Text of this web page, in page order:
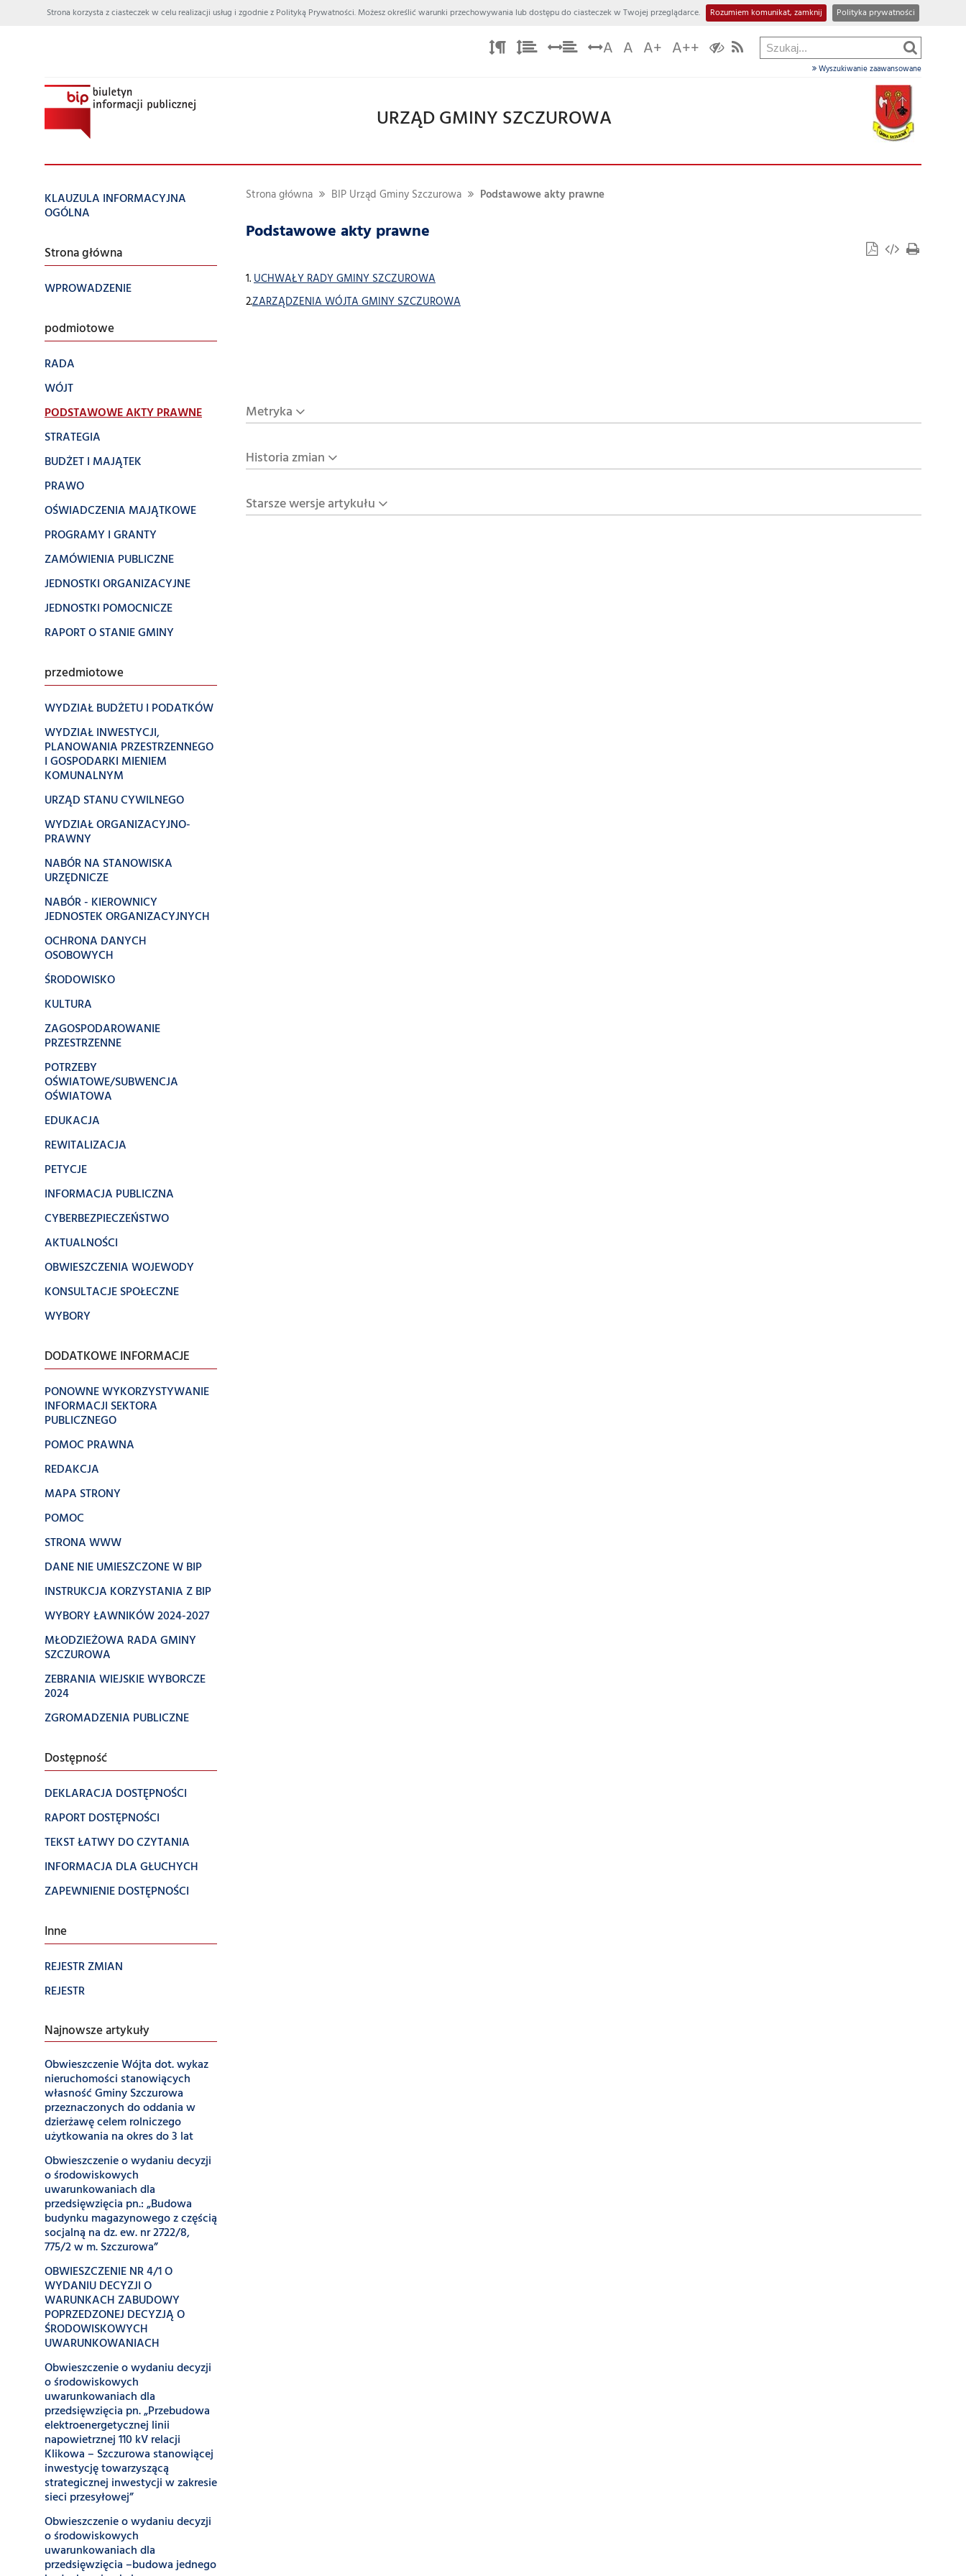
Strona korzysta z ciasteczek w celu realizacji usług i zgodnie z Polityką Prywatności. Możesz określić warunki przechowywania lub dostępu do ciasteczek w Twojej przeglądarce. Rozumiem komunikat, zamknij Polityka prywatności
A A A+ A++
Wyszukiwanie zaawansowane
URZĄD GMINY SZCZUROWA
KLAUZULA INFORMACYJNA
OGÓLNA
Strona główna
WPROWADZENIE
podmiotowe
RADA
WÓJT
PODSTAWOWE AKTY PRAWNE
STRATEGIA
BUDŻET I MAJĄTEK
PRAWO
OŚWIADCZENIA MAJĄTKOWE
PROGRAMY I GRANTY
ZAMÓWIENIA PUBLICZNE
JEDNOSTKI ORGANIZACYJNE
JEDNOSTKI POMOCNICZE
RAPORT O STANIE GMINY
przedmiotowe
WYDZIAŁ BUDŻETU I PODATKÓW
WYDZIAŁ INWESTYCJI,
PLANOWANIA PRZESTRZENNEGO
I GOSPODARKI MIENIEM
KOMUNALNYM
URZĄD STANU CYWILNEGO
WYDZIAŁ ORGANIZACYJNO-
PRAWNY
NABÓR NA STANOWISKA
URZĘDNICZE
NABÓR - KIEROWNICY
JEDNOSTEK ORGANIZACYJNYCH
OCHRONA DANYCH
OSOBOWYCH
ŚRODOWISKO
KULTURA
ZAGOSPODAROWANIE
PRZESTRZENNE
POTRZEBY
OŚWIATOWE/SUBWENCJA
OŚWIATOWA
EDUKACJA
REWITALIZACJA
PETYCJE
INFORMACJA PUBLICZNA
CYBERBEZPIECZEŃSTWO
AKTUALNOŚCI
OBWIESZCZENIA WOJEWODY
KONSULTACJE SPOŁECZNE
WYBORY
DODATKOWE INFORMACJE
PONOWNE WYKORZYSTYWANIE
INFORMACJI SEKTORA
PUBLICZNEGO
POMOC PRAWNA
REDAKCJA
MAPA STRONY
POMOC
STRONA WWW
DANE NIE UMIESZCZONE W BIP
INSTRUKCJA KORZYSTANIA Z BIP
WYBORY ŁAWNIKÓW 2024-2027
MŁODZIEŻOWA RADA GMINY
SZCZUROWA
ZEBRANIA WIEJSKIE WYBORCZE
2024
ZGROMADZENIA PUBLICZNE
Dostępność
DEKLARACJA DOSTĘPNOŚCI
RAPORT DOSTĘPNOŚCI
TEKST ŁATWY DO CZYTANIA
INFORMACJA DLA GŁUCHYCH
ZAPEWNIENIE DOSTĘPNOŚCI
Inne
REJESTR ZMIAN
REJESTR
Najnowsze artykuły
Obwieszczenie Wójta dot. wykaz
nieruchomości stanowiących
własność Gminy Szczurowa
przeznaczonych do oddania w
dzierżawę celem rolniczego
użytkowania na okres do 3 lat
Obwieszczenie o wydaniu decyzji
o środowiskowych
uwarunkowaniach dla
przedsięwzięcia pn.: „Budowa
budynku magazynowego z częścią
socjalną na dz. ew. nr 2722/8,
775/2 w m. Szczurowa”
OBWIESZCZENIE NR 4/1 O
WYDANIU DECYZJI O
WARUNKACH ZABUDOWY
POPRZEDZONEJ DECYZJĄ O
ŚRODOWISKOWYCH
UWARUNKOWANIACH
Obwieszczenie o wydaniu decyzji
o środowiskowych
uwarunkowaniach dla
przedsięwzięcia pn. „Przebudowa
elektroenergetycznej linii
napowietrznej 110 kV relacji
Klikowa – Szczurowa stanowiącej
inwestycję towarzyszącą
strategicznej inwestycji w zakresie
sieci przesyłowej”
Obwieszczenie o wydaniu decyzji
o środowiskowych
uwarunkowaniach dla
przedsięwzięcia –budowa jednego
Strona główna BIP Urząd Gminy Szczurowa Podstawowe akty prawne
Podstawowe akty prawne
1.UCHWAŁY RADY GMINY SZCZUROWA
2.ZARZĄDZENIA WÓJTA GMINY SZCZUROWA
Metryka
Historia zmian
Starsze wersje artykułu